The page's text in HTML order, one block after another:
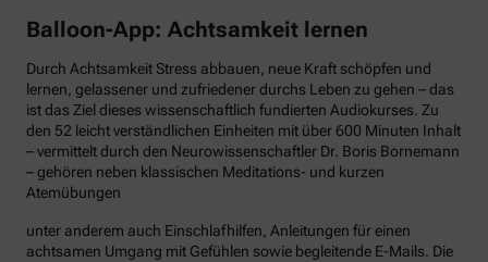
Balloon-App: Achtsamkeit lernen
Durch Achtsamkeit Stress abbauen, neue Kraft schöpfen und
lernen, gelassener und zufriedener durchs Leben zu gehen – das
ist das Ziel dieses wissenschaftlich fundierten Audiokurses. Zu
den 52 leicht verständlichen Einheiten mit über 600 Minuten Inhalt
– vermittelt durch den Neurowissenschaftler Dr. Boris Bornemann
– gehören neben klassischen Meditations- und kurzen
Atemübungen
unter anderem auch Einschlafhilfen, Anleitungen für einen
achtsamen Umgang mit Gefühlen sowie begleitende E-Mails. Die